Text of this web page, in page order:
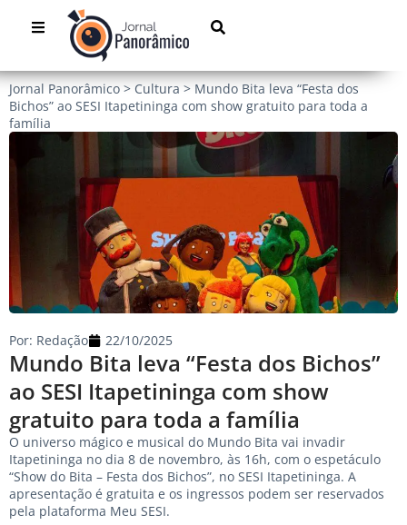
Jornal Panorâmico > Cultura > Mundo Bita leva “Festa dos
Bichos” ao SESI Itapetininga com show gratuito para toda a
família
Mundo Bita leva “Festa dos Bichos”
ao SESI Itapetininga com show
gratuito para toda a família
Por: Redação 22/10/2025
O universo mágico e musical do Mundo Bita vai invadir
Itapetininga no dia 8 de novembro, às 16h, com o espetáculo
“Show do Bita – Festa dos Bichos”, no SESI Itapetininga. A
apresentação é gratuita e os ingressos podem ser reservados
pela plataforma Meu SESI.